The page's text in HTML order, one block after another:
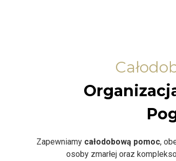
Zapewniamy całodobową pomoc,
osoby zmarłej oraz